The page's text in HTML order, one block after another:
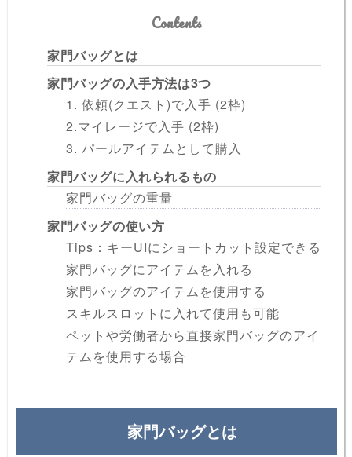
Contents
家門バッグとは
家門バッグの入手方法は3つ
1. 依頼(クエスト)で入手 (2枠)
2.マイレージで入手 (2枠)
3. パールアイテムとして購入
家門バッグに入れられるもの
家門バッグの重量
家門バッグの使い方
Tips：キーUIにショートカット設定できる
家門バッグにアイテムを入れる
家門バッグのアイテムを使用する
スキルスロットに入れて使用も可能
ペットや労働者から直接家門バッグのアイ
テムを使用する場合
家門バッグとは